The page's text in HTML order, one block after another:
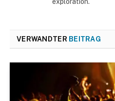
VERWANDTER BEITRAG